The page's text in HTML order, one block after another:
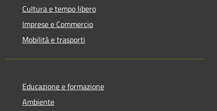
Cultura e tempo libero
Imprese e Commercio
Mobilità e trasporti
Educazione e formazione
Ambiente